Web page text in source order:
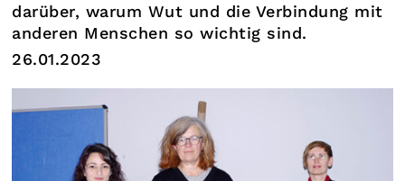
darüber, warum Wut und die Verbindung mit
anderen Menschen so wichtig sind.
26.01.2023